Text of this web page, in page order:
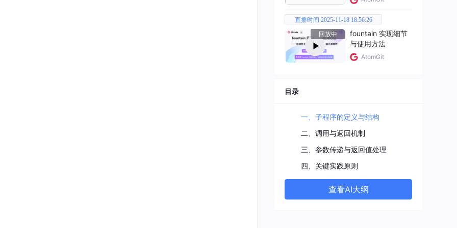
直播时间 2025-11-18 18:56:26
回放中
fountain 实现细节
与使用方法
AtomGit
目录
一、子程序的定义与结构
二、调用与返回机制
三、参数传递与返回值处理
四、关键实践原则
查看AI大纲